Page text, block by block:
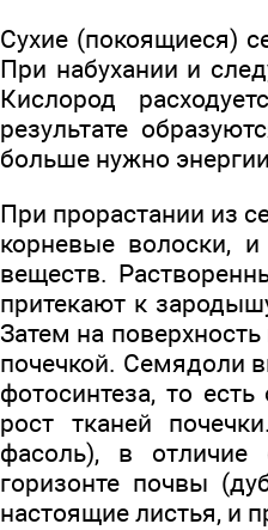
Сухие (покоящиеся)
При набухании и
Кислород
результате
больше нужно
При прорастании из
корневые волоски,
веществ.
притекают к
Затем на
почечкой. Семядоли
фотосинтеза, то
рост тканей
фасоль), в отличие
горизонте почвы
настоящие листья, и